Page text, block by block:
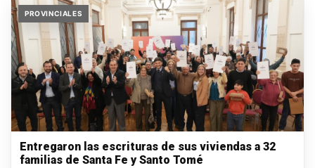
PROVINCIALES
Entregaron las escrituras de sus viviendas a 32
familias de Santa Fe y Santo Tomé